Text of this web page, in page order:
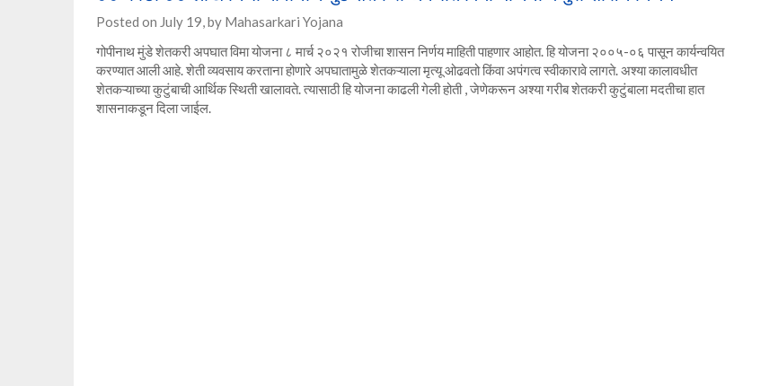
Posted on July 19,by Mahasarkari Yojana
गोपीनाथ मुंडे शेतकरी अपघात विमा योजना ८ मार्च २०२१ रोजीचा शासन निर्णय माहिती पाहणार आहोत. हि योजना २००५-०६ पासून कार्यन्वयित
करण्यात आली आहे. शेती व्यवसाय करताना होणारे अपघातामुळे शेतकऱ्याला मृत्यू ओढवतो किंवा अपंगत्व स्वीकारावे लागते. अश्या कालावधीत
शेतकऱ्याच्या कुटुंबाची आर्थिक स्थिती खालावते. त्यासाठी हि योजना काढली गेली होती , जेणेकरून अश्या गरीब शेतकरी कुटुंबाला मदतीचा हात
शासनाकडून दिला जाईल.